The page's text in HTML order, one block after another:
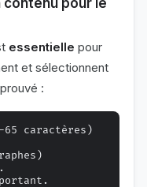
contenu pour le
essentielle pour
et sélectionnent
:
caractères)